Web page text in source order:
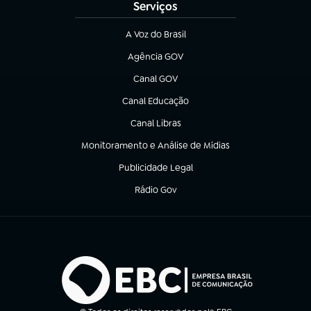
Serviços
A Voz do Brasil
(abre em nova aba)
Agência GOV
(abre em nova aba)
Canal GOV
(abre em nova aba)
Canal Educação
(abre em nova aba)
Canal Libras
(abre em nova aba)
Monitoramento e Análise de Mídias
(abre em nova aba)
Publicidade Legal
(abre em nova aba)
Rádio Gov
(abre em nova aba)